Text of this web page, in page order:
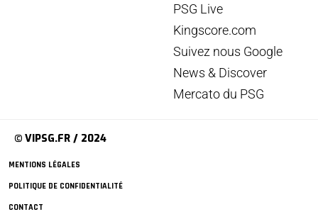
PSG Live
Kingscore.com
Suivez nous Google
News & Discover
Mercato du PSG
© VIPSG.FR / 2024
MENTIONS LÉGALES
POLITIQUE DE CONFIDENTIALITÉ
CONTACT